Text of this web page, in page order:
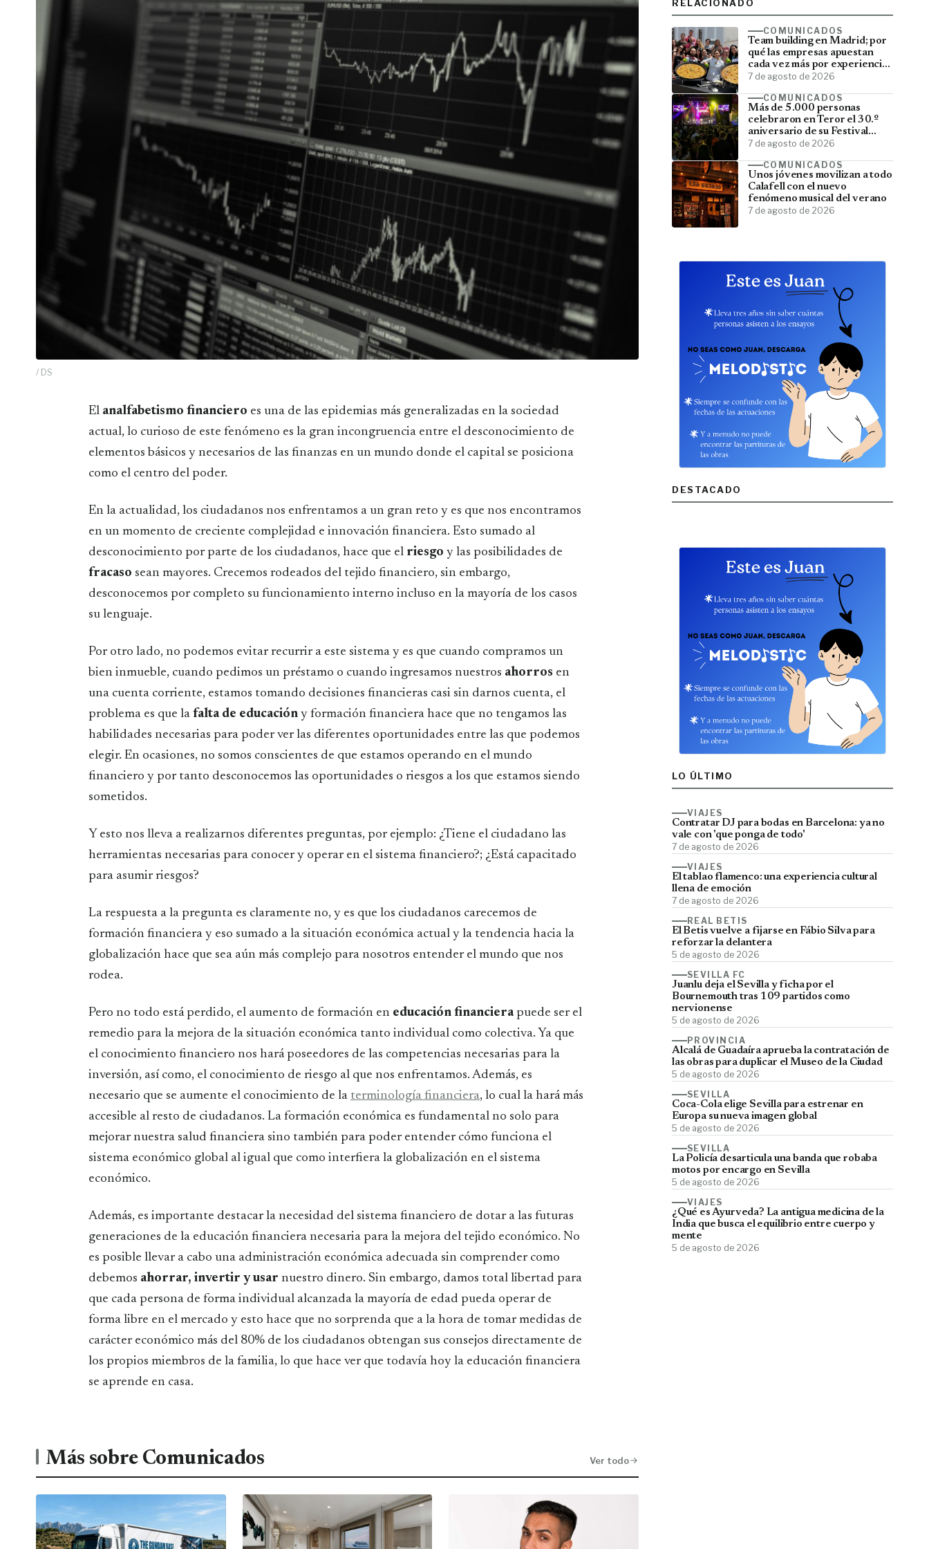
/ DS
El analfabetismo financiero es una de las epidemias más generalizadas en la sociedad
actual, lo curioso de este fenómeno es la gran incongruencia entre el desconocimiento de
elementos básicos y necesarios de las finanzas en un mundo donde el capital se posiciona
como el centro del poder.
En la actualidad, los ciudadanos nos enfrentamos a un gran reto y es que nos encontramos
en un momento de creciente complejidad e innovación financiera. Esto sumado al
desconocimiento por parte de los ciudadanos, hace que el riesgo y las posibilidades de
fracaso sean mayores. Crecemos rodeados del tejido financiero, sin embargo,
desconocemos por completo su funcionamiento interno incluso en la mayoría de los casos
su lenguaje.
Por otro lado, no podemos evitar recurrir a este sistema y es que cuando compramos un
bien inmueble, cuando pedimos un préstamo o cuando ingresamos nuestros ahorros en
una cuenta corriente, estamos tomando decisiones financieras casi sin darnos cuenta, el
problema es que la falta de educación y formación financiera hace que no tengamos las
habilidades necesarias para poder ver las diferentes oportunidades entre las que podemos
elegir. En ocasiones, no somos conscientes de que estamos operando en el mundo
financiero y por tanto desconocemos las oportunidades o riesgos a los que estamos siendo
sometidos.
Y esto nos lleva a realizarnos diferentes preguntas, por ejemplo: ¿Tiene el ciudadano las
herramientas necesarias para conocer y operar en el sistema financiero?; ¿Está capacitado
para asumir riesgos?
La respuesta a la pregunta es claramente no, y es que los ciudadanos carecemos de
formación financiera y eso sumado a la situación económica actual y la tendencia hacia la
globalización hace que sea aún más complejo para nosotros entender el mundo que nos
rodea.
Pero no todo está perdido, el aumento de formación en educación financierapuede ser el
remedio para la mejora de la situación económica tanto individual como colectiva. Ya que
el conocimiento financiero nos hará poseedores de las competencias necesarias para la
inversión, así como, el conocimiento de riesgo al que nos enfrentamos. Además, es
necesario que se aumente el conocimiento de la terminología financiera, lo cual la hará más
accesible al resto de ciudadanos. La formación económica es fundamental no solo para
mejorar nuestra salud financiera sino también para poder entender cómo funciona el
sistema económico global al igual que como interfiera la globalización en el sistema
económico.
Además, es importante destacar la necesidad del sistema financiero de dotar a las futuras
generaciones de la educación financiera necesaria para la mejora del tejido económico. No
es posible llevar a cabo una administración económica adecuada sin comprender como
debemos ahorrar, invertir y usar nuestro dinero. Sin embargo, damos total libertad para
que cada persona de forma individual alcanzada la mayoría de edad pueda operar de
forma libre en el mercado y esto hace que no sorprenda que a la hora de tomar medidas de
carácter económico más del 80% de los ciudadanos obtengan sus consejos directamente de
los propios miembros de la familia, lo que hace ver que todavía hoy la educación financiera
se aprende en casa.
Más sobre Comunicados Ver todo
RELACIONADO
COMUNICADOS
Team building en Madrid; por
qué las empresas apuestan
cada vez más por experiencias
que fortalecen sus equipos
7 de agosto de 2026
COMUNICADOS
Más de 5.000 personas
celebraron en Teror el 30.º
aniversario de su Festival
Latino
7 de agosto de 2026
COMUNICADOS
Unos jóvenes movilizan a todo
Calafell con el nuevo
fenómeno musical del verano
7 de agosto de 2026
DESTACADO
LO ÚLTIMO
VIAJES
Contratar DJ para bodas en Barcelona: ya no
vale con 'que ponga de todo'
7 de agosto de 2026
VIAJES
El tablao flamenco: una experiencia cultural
llena de emoción
7 de agosto de 2026
REAL BETIS
El Betis vuelve a fijarse en Fábio Silva para
reforzar la delantera
5 de agosto de 2026
SEVILLA FC
Juanlu deja el Sevilla y ficha por el
Bournemouth tras 109 partidos como
nervionense
5 de agosto de 2026
PROVINCIA
Alcalá de Guadaíra aprueba la contratación de
las obras para duplicar el Museo de la Ciudad
5 de agosto de 2026
SEVILLA
Coca-Cola elige Sevilla para estrenar en
Europa su nueva imagen global
5 de agosto de 2026
SEVILLA
La Policía desarticula una banda que robaba
motos por encargo en Sevilla
5 de agosto de 2026
VIAJES
¿Qué es Ayurveda? La antigua medicina de la
India que busca el equilibrio entre cuerpo y
mente
5 de agosto de 2026